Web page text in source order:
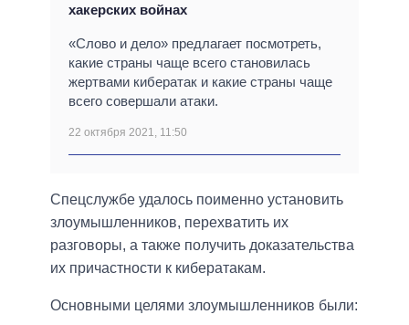
хакерских войнах
«Слово и дело» предлагает посмотреть,
какие страны чаще всего становилась
жертвами кибератак и какие страны чаще
всего совершали атаки.
22 октября 2021, 11:50
Спецслужбе удалось поименно установить
злоумышленников, перехватить их
разговоры, а также получить доказательства
их причастности к кибератакам.
Основными целями злоумышленников были: